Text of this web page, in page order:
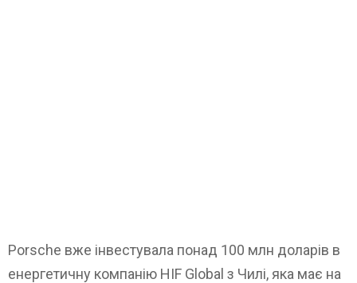
Porsche вже інвестувала понад 100 млн доларів в
енергетичну компанію HIF Global з Чилі, яка має на